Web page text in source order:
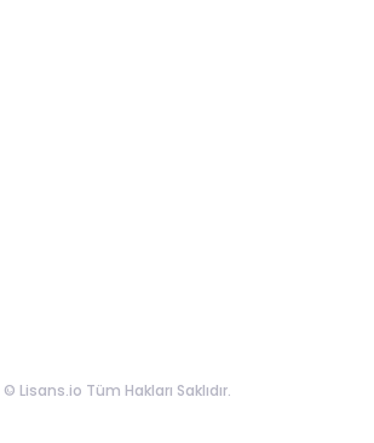
© Lisans.io Tüm Hakları Saklıdır.